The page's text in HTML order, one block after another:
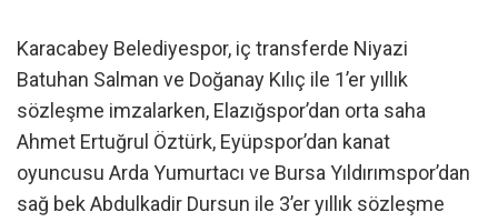
Karacabey Belediyespor, iç transferde Niyazi
Batuhan Salman ve Doğanay Kılıç ile 1’er yıllık
sözleşme imzalarken, Elazığspor’dan orta saha
Ahmet Ertuğrul Öztürk, Eyüpspor’dan kanat
oyuncusu Arda Yumurtacı ve Bursa Yıldırımspor’dan
sağ bek Abdulkadir Dursun ile 3’er yıllık sözleşme